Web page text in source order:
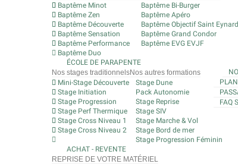
Baptême Minot
Baptême Zen
Baptême Découverte
Baptême Sensation
Baptême Performance
Baptême Duo
Baptême Bi-Burger
Baptême Apéro
Baptême Objectif Saint Eynard
Baptême Grand Condor
Baptême EVG EVJF
ÉCOLE DE PARAPENTE
Nos stages traditionnels
Mini-Stage Découverte
Stage Initiation
Stage Progression
Stage Perf Thermique
Stage Cross Niveau 1
Stage Cross Niveau 2
Nos autres formations
Stage Dune
Pack Autonomie
Stage Reprise
Stage SIV
Stage Marche & Vol
Stage Bord de mer
Stage Progression Féminin
FAQ
ACHAT - REVENTE
REPRISE DE VOTRE MATÉRIEL